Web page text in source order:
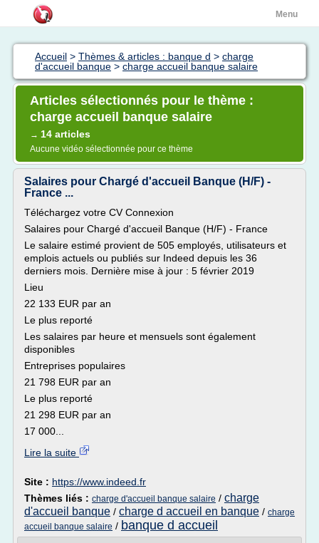
Menu
Accueil > Thèmes & articles : banque d > charge
d'accueil banque > charge accueil banque salaire
Articles sélectionnés pour le thème :
charge accueil banque salaire
→ 14 articles
Aucune vidéo sélectionnée pour ce thème
Salaires pour Chargé d'accueil Banque (H/F) -
France ...
Téléchargez votre CV Connexion
Salaires pour Chargé d'accueil Banque (H/F) - France
Le salaire estimé provient de 505 employés, utilisateurs et
emplois actuels ou publiés sur Indeed depuis les 36
derniers mois. Dernière mise à jour : 5 février 2019
Lieu
22 133 EUR par an
Le plus reporté
Les salaires par heure et mensuels sont également
disponibles
Entreprises populaires
21 798 EUR par an
Le plus reporté
21 298 EUR par an
17 000...
Lire la suite
Site : https://www.indeed.fr
Thèmes liés : charge d'accueil banque salaire / charge
d'accueil banque / charge d accueil en banque / charge
accueil banque salaire / banque d accueil